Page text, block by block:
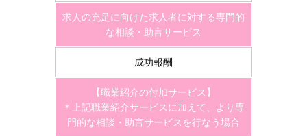
求人の充足に向けた求人者に対する専門的
な相談・助言サービス
成功報酬
【職業紹介の付加サービス】
＊上記職業紹介サービスに加えて、より専
門的な相談・助言サービスを行なう場合